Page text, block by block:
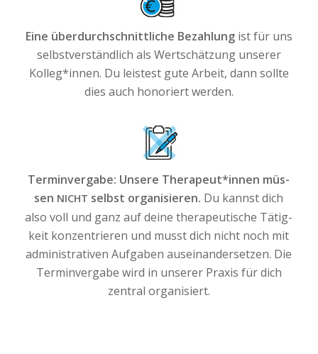
Eine über­durch­schnitt­li­che Bezah­lungist für uns
selbst­ver­ständ­lich als Wert­schät­zung unse­rer
Kolleg*innen. Du leis­test gute Arbeit, dann soll­te
dies auch hono­riert werden.
Ter­min­ver­ga­be: Unse­re Therapeut*innen müs­
sen NICHT selbst orga­ni­sie­ren. Du kannst dich
also voll und ganz auf deine the­ra­peu­ti­sche Tätig­
keit kon­zen­trie­ren und musst dich nicht noch mit
admi­nis­tra­ti­ven Auf­ga­ben aus­ein­an­der­set­zen. Die
Ter­min­ver­ga­be wird in unse­rer Pra­xis für dich
zen­tral organisiert.